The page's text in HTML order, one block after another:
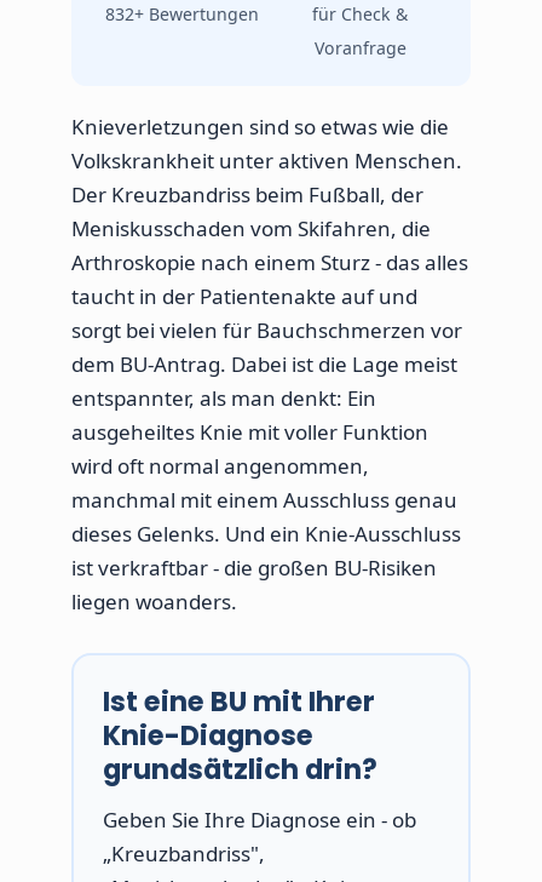
832+ Bewertungen
für Check &
Voranfrage
Knieverletzungen sind so etwas wie die
Volkskrankheit unter aktiven Menschen.
Der Kreuzbandriss beim Fußball, der
Meniskusschaden vom Skifahren, die
Arthroskopie nach einem Sturz - das alles
taucht in der Patientenakte auf und
sorgt bei vielen für Bauchschmerzen vor
dem BU-Antrag. Dabei ist die Lage meist
entspannter, als man denkt: Ein
ausgeheiltes Knie mit voller Funktion
wird oft normal angenommen,
manchmal mit einem Ausschluss genau
dieses Gelenks. Und ein Knie-Ausschluss
ist verkraftbar - die großen BU-Risiken
liegen woanders.
Ist eine BU mit Ihrer
Knie-Diagnose
grundsätzlich drin?
Geben Sie Ihre Diagnose ein - ob
„Kreuzbandriss",